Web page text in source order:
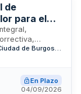
de
para el
dos equipos
en el Fórum
y negro y
calidad
En Plazo
04/09/2026